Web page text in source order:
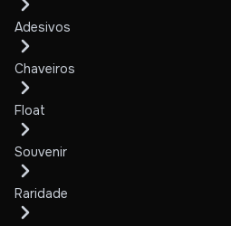
Adesivos
Chaveiros
Float
Souvenir
Raridade